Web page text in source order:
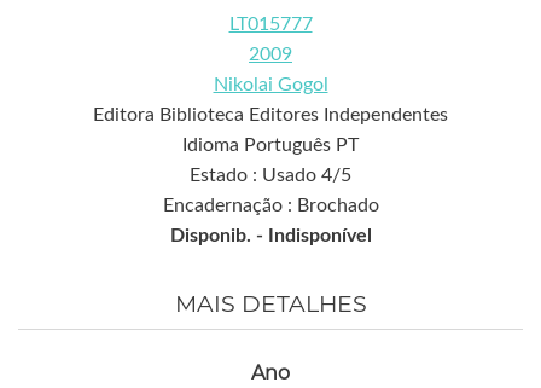
LT015777
2009
Nikolai Gogol
Editora Biblioteca Editores Independentes
Idioma Português PT
Estado : Usado 4/5
Encadernação : Brochado
Disponib. -
Indisponível
MAIS DETALHES
Ano